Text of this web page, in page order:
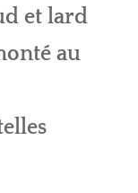
et lard
au